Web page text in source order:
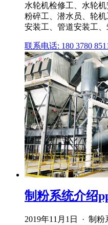
水轮机检修工、水轮
粉碎工、潜水员、轮
安装工、管道安装工、
联系电话: 180 3780
制粉系统介绍
2019年11月1日 · 制